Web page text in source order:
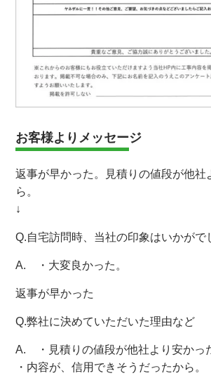
お客様よりメッセージ
返事が早かった。見積りの値段が他社
ら。
↓
Q.自宅訪問時、当社の印象はいかがで
A. ・大変良かった。
返事が早かった
Q.弊社に決めていただいた理由など
A. ・見積りの値段が他社より安かっ
・内容が、信用できそうだったから。